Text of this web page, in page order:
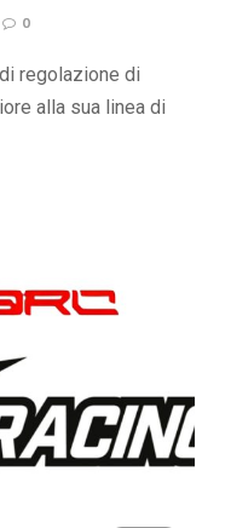
0
regolazione di
alla sua linea di